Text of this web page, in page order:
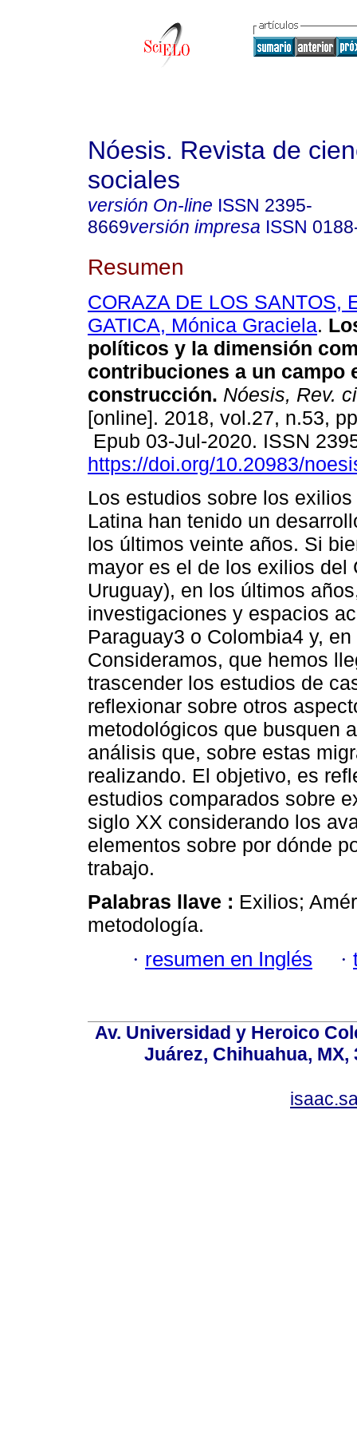
Nóesis. Revista de
sociales
versión On-line ISSN 2395-
8669versión impresa ISSN
Resumen
CORAZA DE LOS SANTOS,
GATICA, Mónica Graciela.
políticos y la dimensión
contribuciones a un campo
construcción. Nóesis, Rev.
[online]. 2018, vol.27, n.53,
Epub 03-Jul-2020. ISSN
https://doi.org/10.20983/
Los estudios sobre los
Latina han tenido un
los últimos veinte años. Si
mayor es el de los exilios del
Uruguay), en los últimos
investigaciones y espacios
Paraguay3 o Colombia4 y,
Consideramos, que hemos
trascender los estudios de
reflexionar sobre otros
metodológicos que busquen
análisis que, sobre estas
realizando. El objetivo, es
estudios comparados sobre
siglo XX considerando los
elementos sobre por dónde
trabajo.
Palabras llave : Exilios;
metodología.
· resumen en Inglés ·
Av. Universidad y Heroico
Juárez, Chihuahua, MX,